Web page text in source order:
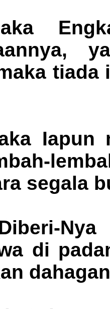
tiada
Iapun
segala
di